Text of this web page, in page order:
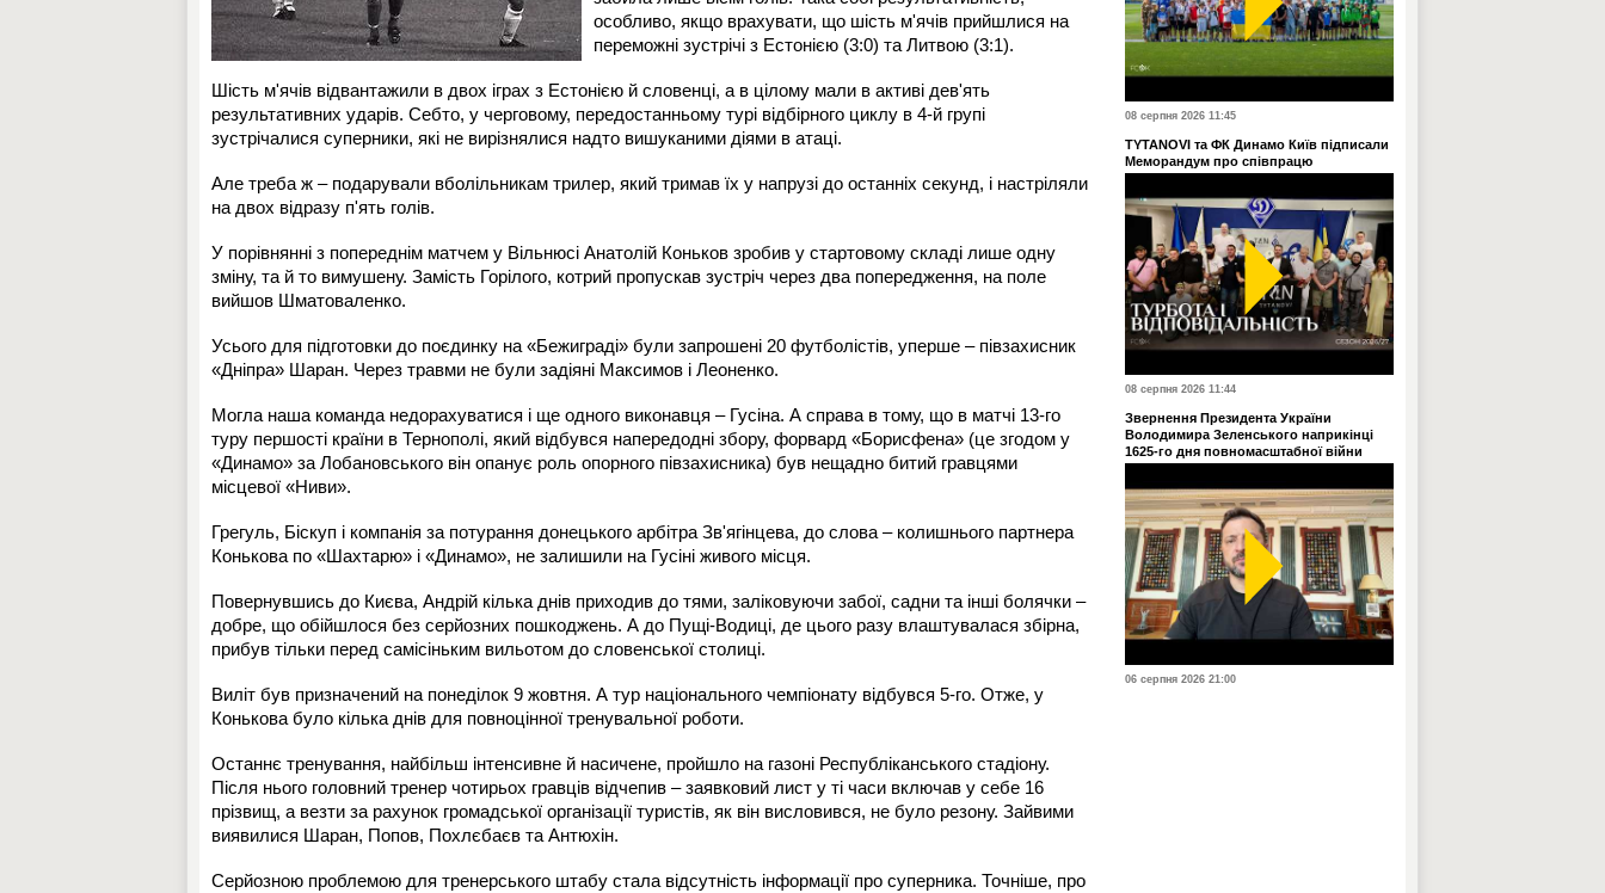
особливо, якщо врахувати, що шість м'ячів прийшлися на
переможні зустрічі з Естонією (3:0) та Литвою (3:1).
Шість м'ячів відвантажили в двох іграх з Естонією й словенці, а в цілому мали в активі дев'ять
результативних ударів. Себто, у черговому, передостанньому турі відбірного циклу в 4-й групі
зустрічалися суперники, які не вирізнялися надто вишуканими діями в атаці.
Але треба ж – подарували вболільникам трилер, який тримав їх у напрузі до останніх секунд, і настріляли
на двох відразу п'ять голів.
У порівнянні з попереднім матчем у Вільнюсі Анатолій Коньков зробив у стартовому складі лише одну
зміну, та й то вимушену. Замість Горілого, котрий пропускав зустріч через два попередження, на поле
вийшов Шматоваленко.
Усього для підготовки до поєдинку на «Бежиграді» були запрошені 20 футболістів, уперше – півзахисник
«Дніпра» Шаран. Через травми не були задіяні Максимов і Леоненко.
Могла наша команда недорахуватися і ще одного виконавця – Гусіна. А справа в тому, що в матчі 13-го
туру першості країни в Тернополі, який відбувся напередодні збору, форвард «Борисфена» (це згодом у
«Динамо» за Лобановського він опанує роль опорного півзахисника) був нещадно битий гравцями
місцевої «Ниви».
Грегуль, Біскуп і компанія за потурання донецького арбітра Зв'ягінцева, до слова – колишнього партнера
Конькова по «Шахтарю» і «Динамо», не залишили на Гусіні живого місця.
Повернувшись до Києва, Андрій кілька днів приходив до тями, заліковуючи забої, садни та інші болячки –
добре, що обійшлося без серйозних пошкоджень. А до Пущі-Водиці, де цього разу влаштувалася збірна,
прибув тільки перед самісіньким вильотом до словенської столиці.
Виліт був призначений на понеділок 9 жовтня. А тур національного чемпіонату відбувся 5-го. Отже, у
Конькова було кілька днів для повноцінної тренувальної роботи.
Останнє тренування, найбільш інтенсивне й насичене, пройшло на газоні Республіканського стадіону.
Після нього головний тренер чотирьох гравців відчепив – заявковий лист у ті часи включав у себе 16
прізвищ, а везти за рахунок громадської організації туристів, як він висловився, не було резону. Зайвими
виявилися Шаран, Попов, Похлєбаєв та Антюхін.
Серйозною проблемою для тренерського штабу стала відсутність інформації про суперника. Точніше, про
08 серпня 2026 11:45
TYTANOVI та ФК Динамо Київ підписали
Меморандум про співпрацю
08 серпня 2026 11:44
Звернення Президента України
Володимира Зеленського наприкінці
1625-го дня повномасштабної війни
06 серпня 2026 21:00